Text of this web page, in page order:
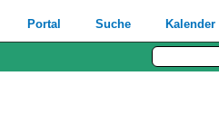
Portal Suche Kalender